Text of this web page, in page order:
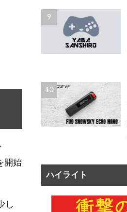
開始
し
ハイライト